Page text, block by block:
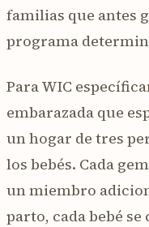
familias que antes
programa
Para WIC
embarazada que
un hogar de tres
los bebés. Cada
un miembro
parto, cada bebé